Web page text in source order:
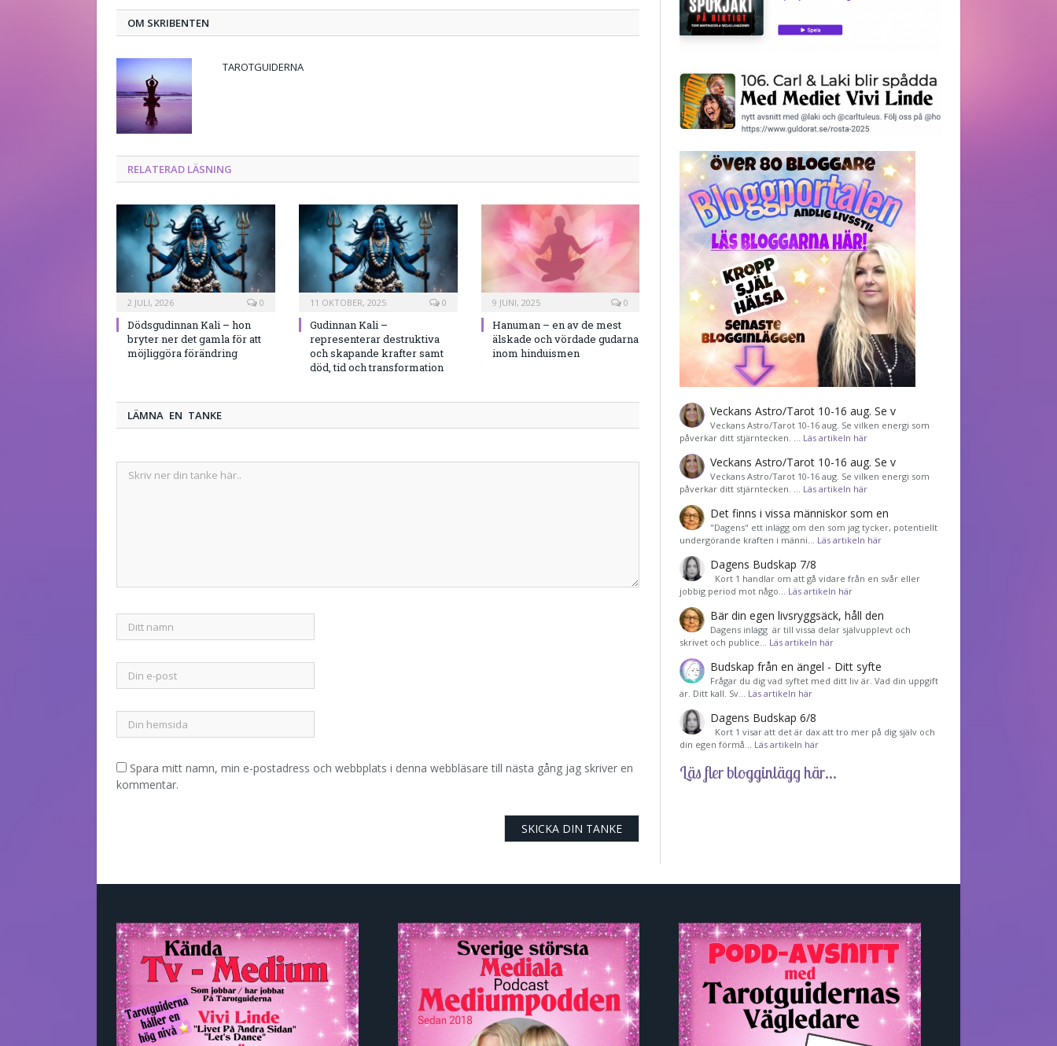
OM SKRIBENTEN
TAROTGUIDERNA
RELATERAD LÄSNING
2 JULI, 2026 0
Dödsgudinnan Kali – hon
bryter ner det gamla för att
möjliggöra förändring
11 OKTOBER, 2025 0
Gudinnan Kali –
representerar destruktiva
och skapande krafter samt
död, tid och transformation
9 JUNI, 2025 0
Hanuman – en av de mest
älskade och vördade gudarna
inom hinduismen
LÄMNA EN TANKE
Spara mitt namn, min e-postadress och webbplats i denna webbläsare till nästa gång jag skriver en
kommentar.
Veckans Astro/Tarot 10-16 aug. Se v
Veckans Astro/Tarot 10-16 aug. Se vilken energi som
påverkar ditt stjärntecken. … Läs artikeln här
Veckans Astro/Tarot 10-16 aug. Se v
Veckans Astro/Tarot 10-16 aug. Se vilken energi som
påverkar ditt stjärntecken. … Läs artikeln här
Det finns i vissa människor som en
"Dagens" ett inlägg om den som jag tycker, potentiellt
undergörande kraften i männi… Läs artikeln här
Dagens Budskap 7/8
Kort 1 handlar om att gå vidare från en svår eller
jobbig period mot någo… Läs artikeln här
Bär din egen livsryggsäck, håll den
Dagens inlägg är till vissa delar självupplevt och
skrivet och publice… Läs artikeln här
Budskap från en ängel - Ditt syfte
Frågar du dig vad syftet med ditt liv är. Vad din uppgift
är. Ditt kall. Sv… Läs artikeln här
Dagens Budskap 6/8
Kort 1 visar att det är dax att tro mer på dig själv och
din egen förmå… Läs artikeln här
Läs fler blogginlägg här...